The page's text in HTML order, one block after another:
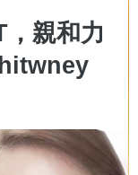
，親和力